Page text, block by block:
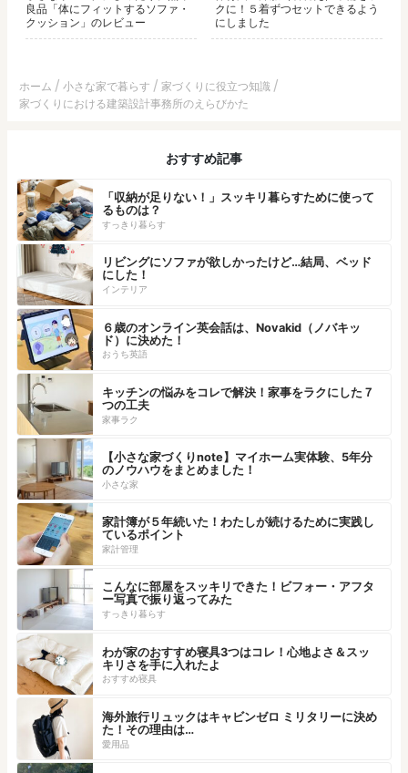
良品「体にフィットするソファ・
クッション」のレビュー
クに！５着ずつセットできるよう
にしました
ホーム 小さな家で暮らす
家づくりに役立つ知識
家づくりにおける建築設計事務所のえらびかた
おすすめ記事
「収納が足りない！」スッキリ暮らすために使って
るものは？
すっきり暮らす
リビングにソファが欲しかったけど…結局、ベッド
にした！
インテリア
６歳のオンライン英会話は、Novakid（ノバキッ
ド）に決めた！
おうち英語
キッチンの悩みをコレで解決！家事をラクにした７
つの工夫
家事ラク
【小さな家づくりnote】マイホーム実体験、5年分
のノウハウをまとめました！
小さな家
家計簿が５年続いた！わたしが続けるために実践し
ているポイント
家計管理
こんなに部屋をスッキリできた！ビフォー・アフタ
ー写真で振り返ってみた
すっきり暮らす
わが家のおすすめ寝具3つはコレ！心地よさ＆スッ
キリさを手に入れたよ
おすすめ寝具
海外旅行リュックはキャビンゼロ ミリタリーに決め
た！その理由は…
愛用品